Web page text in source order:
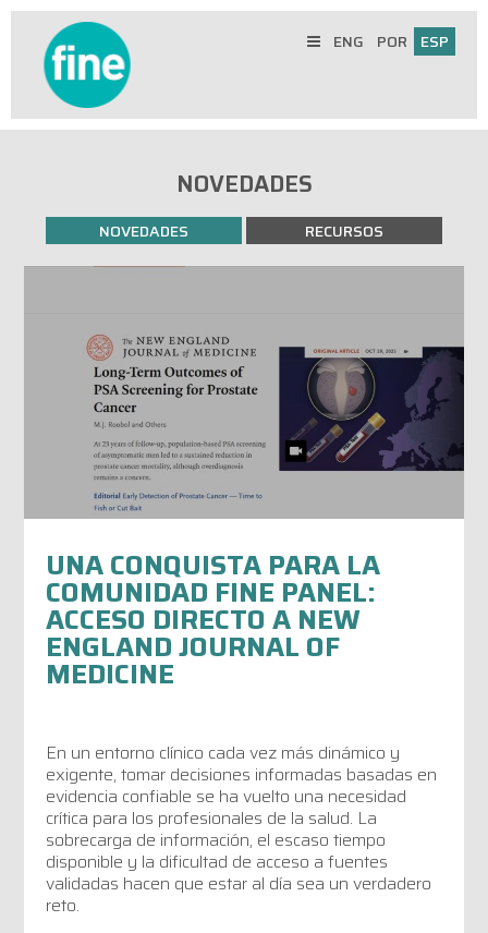
ENG POR ESP
NOVEDADES
NOVEDADES RECURSOS
UNA CONQUISTA PARA LA
COMUNIDAD FINE PANEL:
ACCESO DIRECTO A NEW
ENGLAND JOURNAL OF
MEDICINE
En un entorno clínico cada vez más dinámico y
exigente, tomar decisiones informadas basadas en
evidencia confiable se ha vuelto una necesidad
crítica para los profesionales de la salud. La
sobrecarga de información, el escaso tiempo
disponible y la dificultad de acceso a fuentes
validadas hacen que estar al día sea un verdadero
reto.